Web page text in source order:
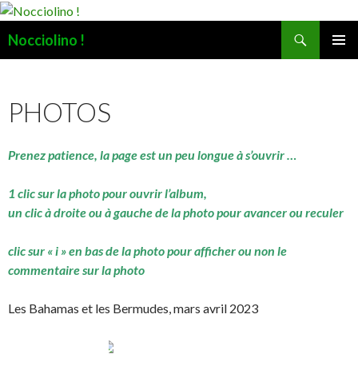
Nocciolino !
PHOTOS
Prenez patience, la page est un peu longue à s’ouvrir …
1 clic sur la photo pour ouvrir l’album,
un clic à droite ou à gauche de la photo pour avancer ou reculer
clic sur « i » en bas de la photo pour afficher ou non le
commentaire sur la photo
Les Bahamas et les Bermudes, mars avril 2023